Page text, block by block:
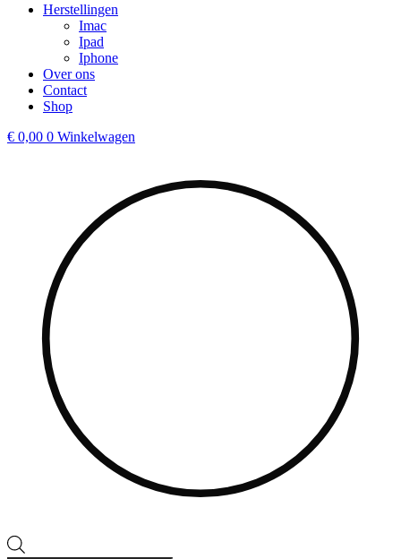
Herstellingen
Imac
Ipad
Iphone
Over ons
Contact
Shop
€ 0,00 0 Winkelwagen